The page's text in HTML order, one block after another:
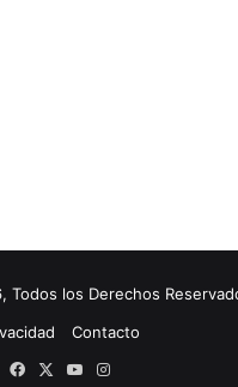
Todos los Derechos
Contacto
FacebookYouTubeInstagram